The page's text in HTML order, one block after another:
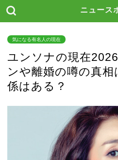
ニュース
気になる有名人の現在
ユンソナの現在
ンや離婚の噂の真相
係はある？